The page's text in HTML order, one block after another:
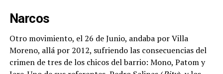
Narcos
Otro movimiento, el 26 de Junio, andaba por Villa
Moreno, allá por 2012, sufriendo las consecuencias del
crimen de tres de los chicos del barrio: Mono, Patom y